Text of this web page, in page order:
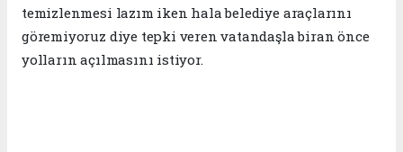
temizlenmesi lazım iken hala belediye araçlarını
göremiyoruz diye tepki veren vatandaşla biran önce
yolların açılmasını istiyor.